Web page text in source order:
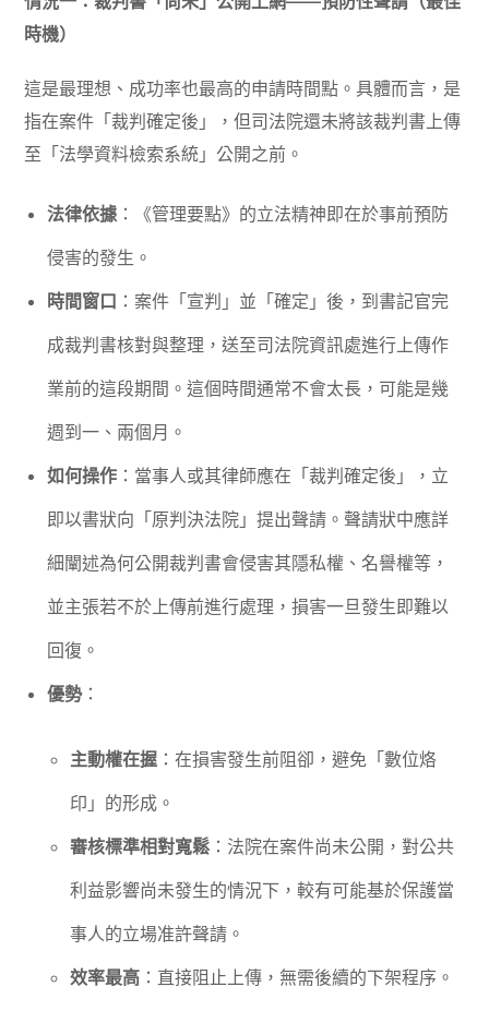
時機）
這是最理想、成功率也最高的申請時間點。具體而言，是
指在案件「裁判確定後」，但司法院還未將該裁判書上傳
至「法學資料檢索系統」公開之前。
法律依據：《管理要點》的立法精神即在於事前預防
侵害的發生。
時間窗口 ：案件「宣判」並「確定」後，到書記官完
成裁判書核對與整理，送至司法院資訊處進行上傳作
業前的這段期間。這個時間通常不會太長，可能是幾
週到一、兩個月。
如何操作 ：當事人或其律師應在「裁判確定後」，立
即以書狀向「原判決法院」提出聲請。聲請狀中應詳
細闡述為何公開裁判書會侵害其隱私權、名譽權等，
並主張若不於上傳前進行處理，損害一旦發生即難以
回復。
優勢：
主動權在握：在損害發生前阻卻，避免「數位烙
印」的形成。
審核標準相對寬鬆：法院在案件尚未公開，對公共
利益影響尚未發生的情況下，較有可能基於保護當
事人的立場准許聲請。
效率最高：直接阻止上傳，無需後續的下架程序。